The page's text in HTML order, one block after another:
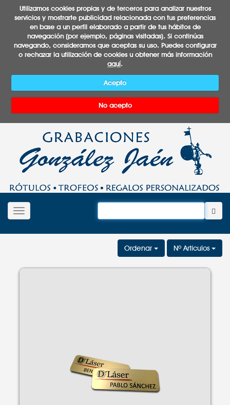
Utilizamos cookies propias y de terceros para analizar nuestros
servicios y mostrarte publicidad relacionada con tus preferencias
en base a un perfil elaborado a partir de tus hábitos de
navegación (por ejemplo, páginas visitadas). Si continúas
navegando, consideramos que aceptas su uso. Puedes configurar
o rechazar la utilización de cookies u obtener más información
aquí.
Acepto
No acepto
Desplegar navegación
Ordenar Nº Artículos